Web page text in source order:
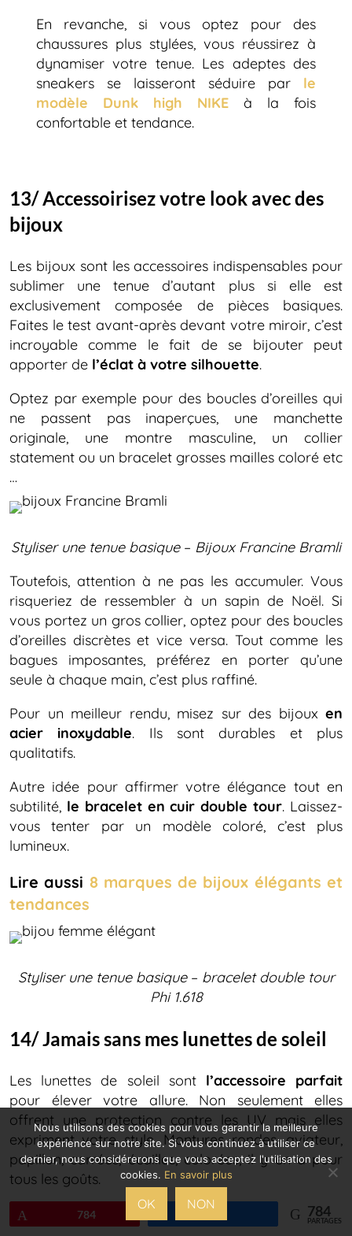
En revanche, si vous optez pour des
chaussures plus stylées, vous réussirez à
dynamiser votre tenue. Les adeptes des
sneakers se laisseront séduire par
le
modèle Dunk high
NIKE à la fois
confortable et tendance.
13/ Accessoirisez votre look avec des
bijoux
Les bijoux sont les accessoires indispensables pour
sublimer une tenue d’autant plus si elle est
exclusivement composée de pièces basiques.
Faites le test avant-après devant votre miroir, c’est
incroyable comme le fait de se bijouter peut
apporter de l’éclat à votre silhouette.
Optez par exemple pour des boucles d’oreilles qui
ne passent pas inaperçues, une manchette
originale, une montre masculine, un collier
statement ou un bracelet grosses mailles coloré etc
…
Styliser une tenue basique – Bijoux Francine Bramli
Toutefois, attention à ne pas les accumuler. Vous
risqueriez de ressembler à un sapin de Noël. Si
vous portez un gros collier, optez pour des boucles
d’oreilles discrètes et vice versa. Tout comme les
bagues imposantes, préférez en porter qu’une
seule à chaque main, c’est plus raffiné.
Pour un meilleur rendu, misez sur des bijoux en
acier inoxydable. Ils sont durables et plus
qualitatifs.
Autre idée pour affirmer votre élégance tout en
subtilité, le bracelet en cuir double tour. Laissez-
vous tenter par un modèle coloré, c’est plus
lumineux.
Lire aussi 8 marques de bijoux élégants et
tendances
Styliser une tenue basique – bracelet double tour
Phi 1.618
14/ Jamais sans mes lunettes de soleil
Les lunettes de soleil sontl’accessoire parfait
pour élever votre allure. Non seulement elles
offrent une protection contre les UV mais elles
expriment votre style. Montures rondes, aviateur,
papillon, carrées, écailles, colorées, il y en a pour
tous les goûts.
Nous utilisons des cookies pour vous garantir la meilleure
expérience sur notre site. Si vous continuez à utiliser ce
dernier, nous considérerons que vous acceptez l'utilisation des
cookies. En savoir plus
OK NON
784 784
PARTAGES